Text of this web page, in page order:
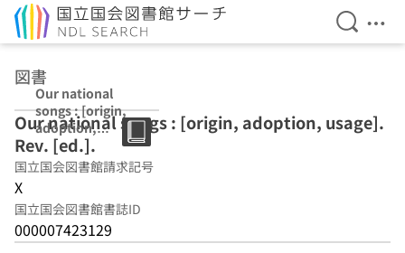
検索を
メ
図書
Our national
songs : [origin,
adoption,
usage]. Rev.
[ed.].
Our national songs : [origin, adoption, usage].
Rev. [ed.].
国立国会図書館請求記号
X
国立国会図書館書誌ID
000007423129